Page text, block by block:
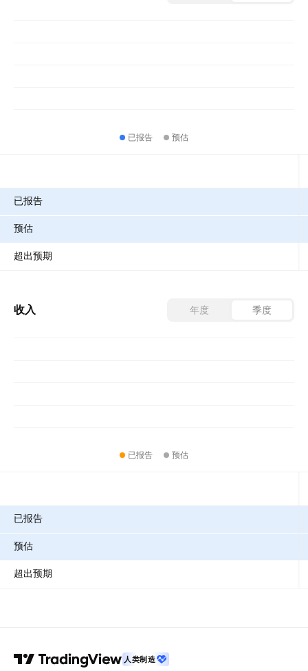
已报告 预估
已报告
预估
超出预期
收入 年度 季度
已报告 预估
已报告
预估
超出预期
人类制造